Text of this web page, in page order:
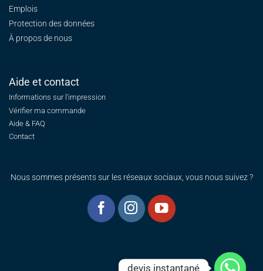
Emplois
Protection des données
À propos de nous
Aide et contact
Informations sur l'impression
Vérifier ma commande
Aide & FAQ
Contact
Nous sommes présents sur les réseaux sociaux, vous nous suivez ?
devis instantané